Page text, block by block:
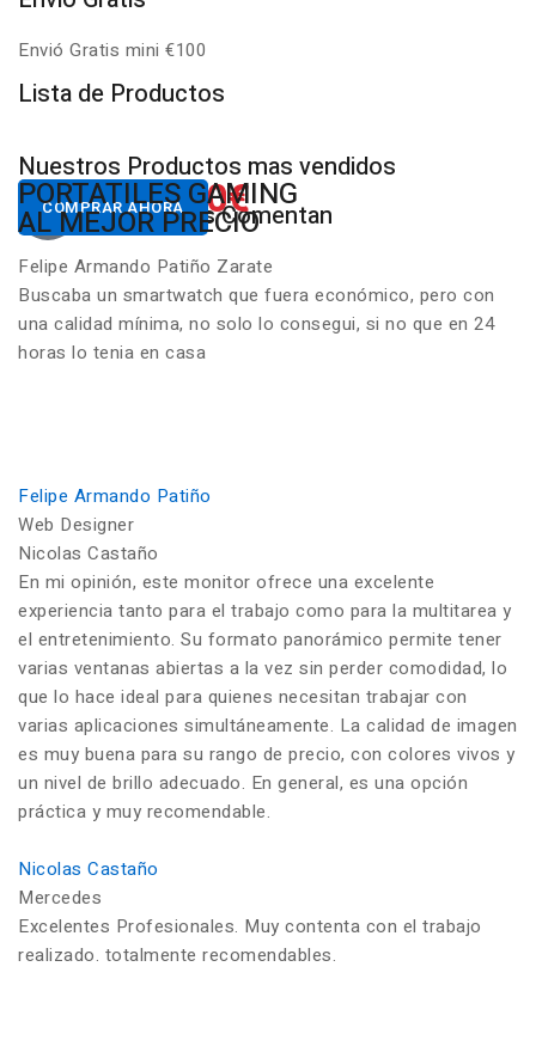
Envió Gratis mini €100
Lista de Productos
Nuestros Productos mas vendidos
Desde650.00€
COMPRAR AHORA
NUESTROS PC
GAMING RGB
Desde822.00€
COMPRAR AHORA
PORTATILES GAMING
AL MEJOR PRECIO
Nuestros Clientes Comentan
Felipe Armando Patiño Zarate
Buscaba un smartwatch que fuera económico, pero con
una calidad mínima, no solo lo consegui, si no que en 24
horas lo tenia en casa
Felipe Armando Patiño
Web Designer
Nicolas Castaño
En mi opinión, este monitor ofrece una excelente
experiencia tanto para el trabajo como para la multitarea y
el entretenimiento. Su formato panorámico permite tener
varias ventanas abiertas a la vez sin perder comodidad, lo
que lo hace ideal para quienes necesitan trabajar con
varias aplicaciones simultáneamente. La calidad de imagen
es muy buena para su rango de precio, con colores vivos y
un nivel de brillo adecuado. En general, es una opción
práctica y muy recomendable.
Nicolas Castaño
Mercedes
Excelentes Profesionales. Muy contenta con el trabajo
realizado. totalmente recomendables.